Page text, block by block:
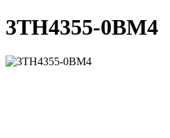
3TH4355-0BM4